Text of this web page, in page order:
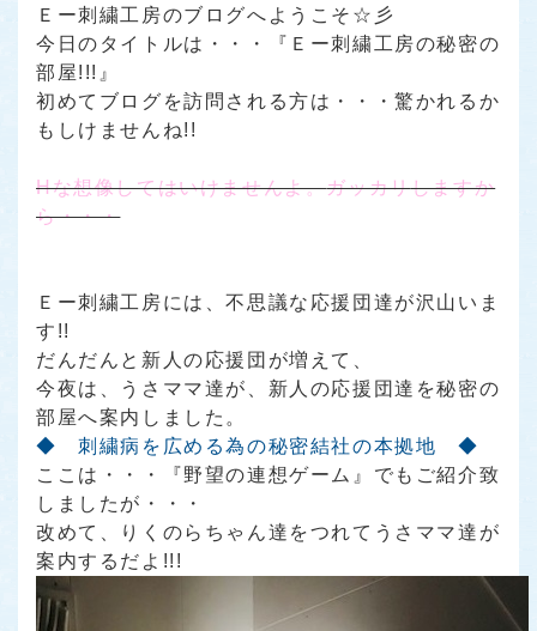
Ｅー刺繍工房のブログへようこそ☆彡
今日のタイトルは・・・
『Ｅー刺繍工房の秘密の
部屋!!!』
初めてブログを訪問される方は・・・驚かれるか
もしけませんね!!
Hな想像してはいけませんよ。ガッカリしますか
ら・・・
Ｅー刺繍工房には、不思議な応援団達が沢山いま
す!!
だんだんと新人の応援団が増えて、
今夜は、うさママ達が、新人の応援団達を秘密の
部屋へ案内しました。
◆ 刺繍病を広める為の秘密結社の本拠地 ◆
ここは・・・
『野望の連想ゲーム』 でもご紹介致
しましたが・・・
改めて、りくのらちゃん達をつれてうさママ達が
案内するだよ!!!